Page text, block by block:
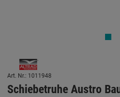
Art. Nr.: 1011948
Schiebetruhe Austro